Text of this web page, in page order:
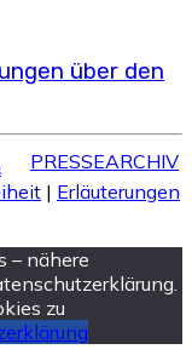
über den
PRESSEARCHIV
| Erläuterungen
– nähere
zu